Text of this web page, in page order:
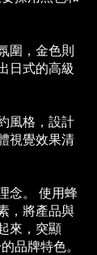
圍，金色則
日式的高級
風格，設計
視覺效果清
念。 使用蜂
，將產品與
來，突顯
品牌特色。